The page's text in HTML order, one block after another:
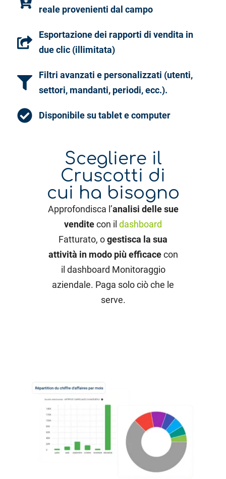
reale provenienti dal campo
Esportazione dei rapporti di vendita in
due clic (illimitata)
Filtri avanzati e personalizzati (utenti,
settori, mandanti, periodi, ecc.).
Disponibile su tablet e computer
Scegliere il
Cruscotti di
cui ha bisogno
Approfondisca l’analisi delle sue
venditecon il dashboard
Fatturato, ogestisca la sua
attività in modo più efficacecon
il dashboard Monitoraggio
aziendale. Paga solo ciò che le
serve.